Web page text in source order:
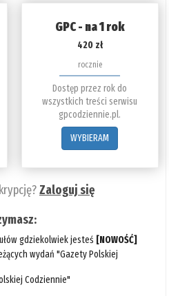
GPC - na 1 rok
420 zł
rocznie
Dostęp przez rok do
wszystkich treści serwisu
gpcodziennie.pl.
WYBIERAM
Zaloguj się
gdziekolwiek jesteś [NOWOŚĆ]
wydań "Gazety Polskiej
Codziennie"